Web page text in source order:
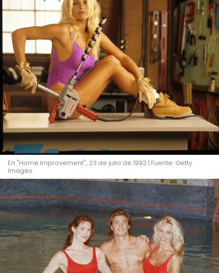
En "Home Improvement", 23 de julio de 1992 | Fuente: Getty
Images